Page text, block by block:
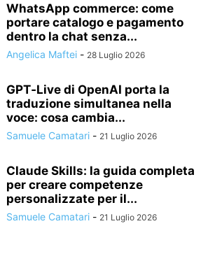
WhatsApp commerce: come
portare catalogo e pagamento
dentro la chat senza...
Angelica Maftei - 28 Luglio 2026
GPT‑Live di OpenAI porta la
traduzione simultanea nella
voce: cosa cambia...
Samuele Camatari - 21 Luglio 2026
Claude Skills: la guida completa
per creare competenze
personalizzate per il...
Samuele Camatari - 21 Luglio 2026